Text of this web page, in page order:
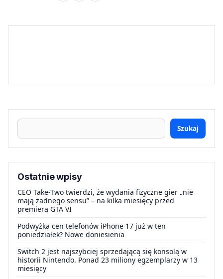
Szukaj
Ostatnie wpisy
CEO Take-Two twierdzi, że wydania fizyczne gier „nie
mają żadnego sensu” – na kilka miesięcy przed
premierą GTA VI
Podwyżka cen telefonów iPhone 17 już w ten
poniedziałek? Nowe doniesienia
Switch 2 jest najszybciej sprzedającą się konsolą w
historii Nintendo. Ponad 23 miliony egzemplarzy w 13
miesięcy